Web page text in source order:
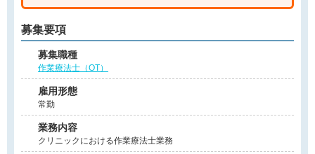
募集要項
募集職種
作業療法士（OT）
雇用形態
常勤
業務内容
クリニックにおける作業療法士業務